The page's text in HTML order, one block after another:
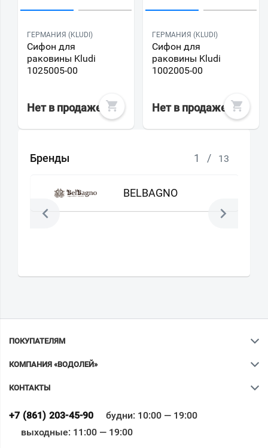
ГЕРМАНИЯ (KLUDI)
Сифон для
раковины Kludi
1025005-00
Нет в продаже
ГЕРМАНИЯ (KLUDI)
Сифон для
раковины Kludi
1002005-00
Нет в продаже
Бренды 1 / 13
BELBAGNO
ПОКУПАТЕЛЯМ
КОМПАНИЯ «ВОДОЛЕЙ»
КОНТАКТЫ
+7 (861) 203-45-90
будни: 10:00 — 19:00
выходные: 11:00 — 19:00
Всё верно